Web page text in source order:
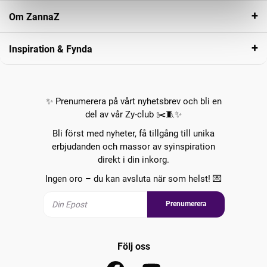
Om ZannaZ
Inspiration & Fynda
✨ Prenumerera på vårt nyhetsbrev och bli en
del av vår Zy-club ✂️🧵✨
Bli först med nyheter, få tillgång till unika
erbjudanden och massor av syinspiration
direkt i din inkorg.
Ingen oro – du kan avsluta när som helst! 💌
Prenumerera
Följ oss